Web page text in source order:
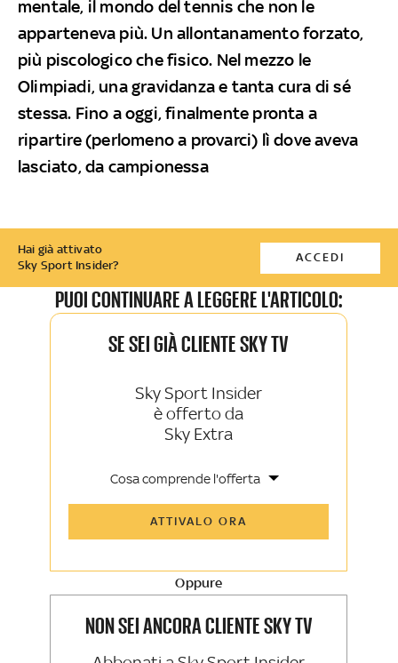
mentale, il mondo del tennis che non le
apparteneva più. Un allontanamento forzato,
più piscologico che fisico. Nel mezzo le
Olimpiadi, una gravidanza e tanta cura di sé
stessa. Fino a oggi, finalmente pronta a
ripartire (perlomeno a provarci) lì dove aveva
lasciato, da campionessa
Hai già attivato
Sky Sport Insider?
ACCEDI
PUOI CONTINUARE A LEGGERE L'ARTICOLO:
SE SEI GIÀ CLIENTE SKY TV
Sky Sport Insider
è offerto da
Sky Extra
Cosa comprende l'offerta
Sky TG24 Insider
Sport e Sky TG24
La newsletter esclusiva di Sky Sport
ATTIVALO ORA
Oppure
NON SEI ANCORA CLIENTE SKY TV